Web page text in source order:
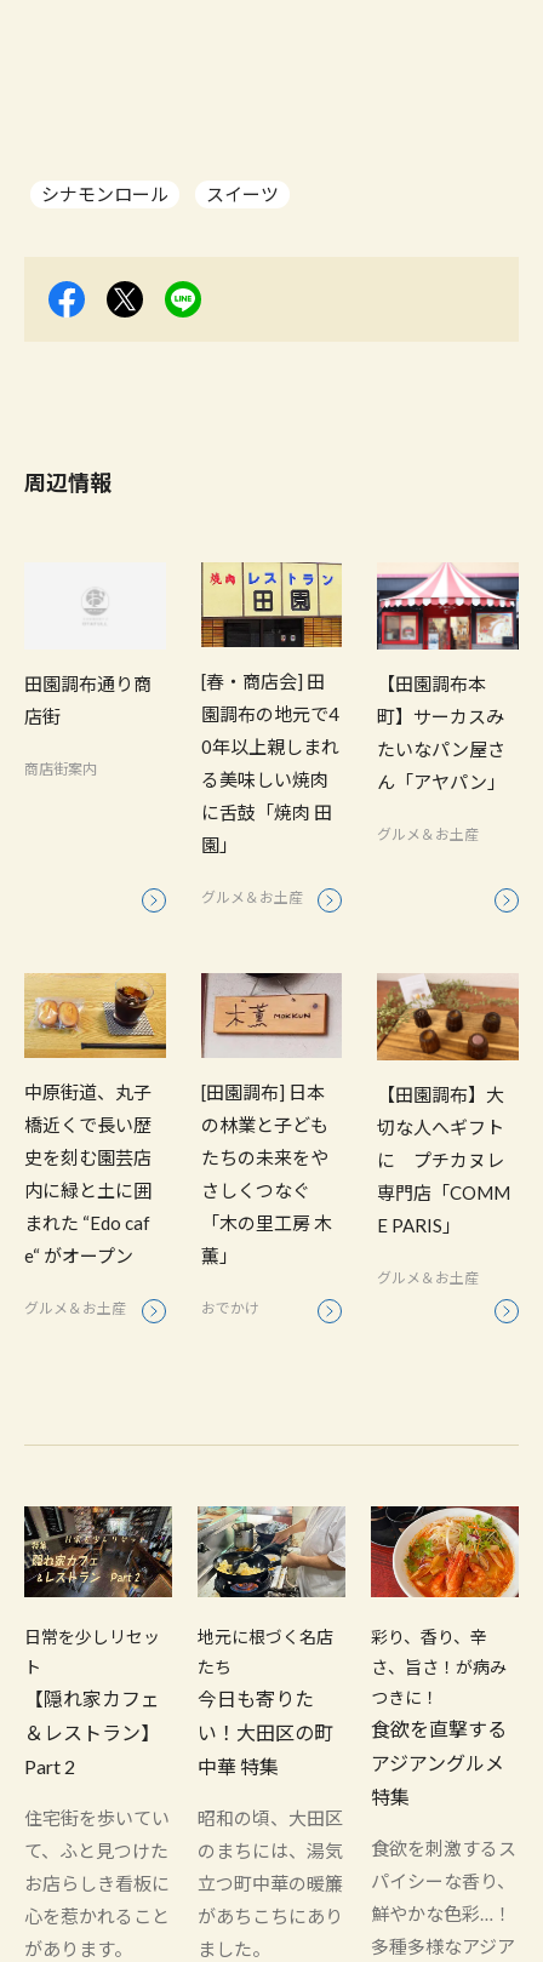
シナモンロール スイーツ
周辺情報
田園調布通り商
店街
商店街案内
[春・商店会] 田
園調布の地元で4
0年以上親しまれ
る美味しい焼肉
に舌鼓「焼肉 田
園」
グルメ＆お土産
【田園調布本
町】サーカスみ
たいなパン屋さ
ん「アヤパン」
グルメ＆お土産
中原街道、丸子
橋近くで長い歴
史を刻む園芸店
内に緑と土に囲
まれた “Edo caf
e“ がオープン
グルメ＆お土産
[田園調布] 日本
の林業と子ども
たちの未来をや
さしくつなぐ
「木の里工房 木
薫」
おでかけ
【田園調布】大
切な人へギフト
に プチカヌレ
専門店「COMM
E PARIS」
グルメ＆お土産
日常を少しリセッ
ト
【隠れ家カフェ
＆レストラン】
Part 2
住宅街を歩いてい
て、ふと見つけた
お店らしき看板に
心を惹かれること
があります。
地元に根づく名店
たち
今日も寄りた
い！大田区の町
中華 特集
昭和の頃、大田区
のまちには、湯気
立つ町中華の暖簾
があちこちにあり
ました。
彩り、香り、辛
さ、旨さ！が病み
つきに！
食欲を直撃する
アジアングルメ
特集
食欲を刺激するス
パイシーな香り、
鮮やかな色彩…！
多種多様なアジア